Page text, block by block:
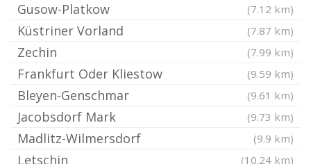
Gusow-Platkow (7.12 km)
Küstriner Vorland (7.87 km)
Zechin (7.99 km)
Frankfurt Oder Kliestow (9.59 km)
Bleyen-Genschmar (9.61 km)
Jacobsdorf Mark (9.73 km)
Madlitz-Wilmersdorf (9.9 km)
Letschin (10.24 km)